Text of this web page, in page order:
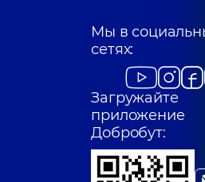
Мы в
сетях:
Загружайте
приложение
Добробут: